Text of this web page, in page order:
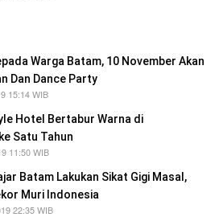
Warga Batam, 10 November Akan
Dan Dance Party
15:14 WIB
Hotel Bertabur Warna di
Satu Tahun
11:50 WIB
Batam Lakukan Sikat Gigi Masal,
Muri Indonesia
22:35 WIB